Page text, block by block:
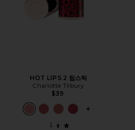
HOT LIPS 2 립스틱
Charlotte Tilbury
$39
PLUS ICON